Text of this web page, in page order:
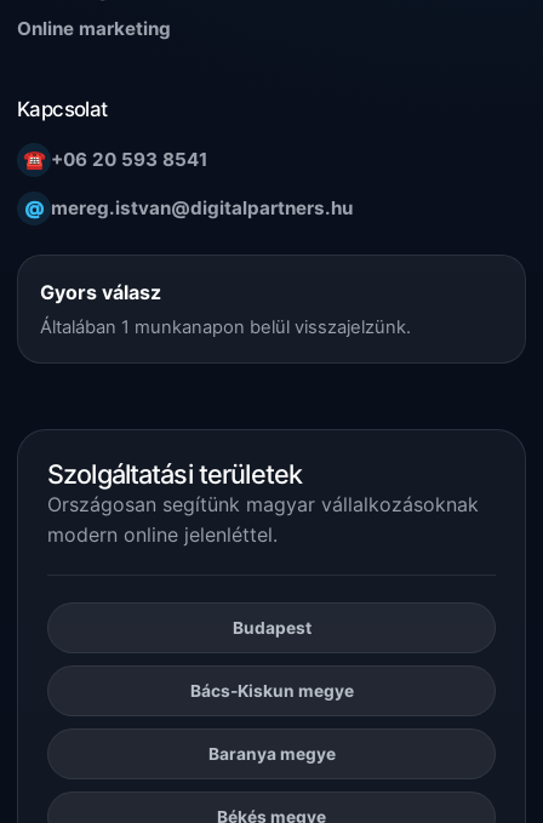
Online marketing
Kapcsolat
☎ +06 20 593 8541
@ mereg.istvan@digitalpartners.hu
Gyors válasz
Általában 1 munkanapon belül visszajelzünk.
Szolgáltatási területek
Országosan segítünk magyar vállalkozásoknak
modern online jelenléttel.
Budapest
Bács-Kiskun megye
Baranya megye
Békés megye